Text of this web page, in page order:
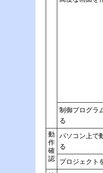
制御プログラ
る
動
作
確
認
パソコン上で
る
プロジェクト